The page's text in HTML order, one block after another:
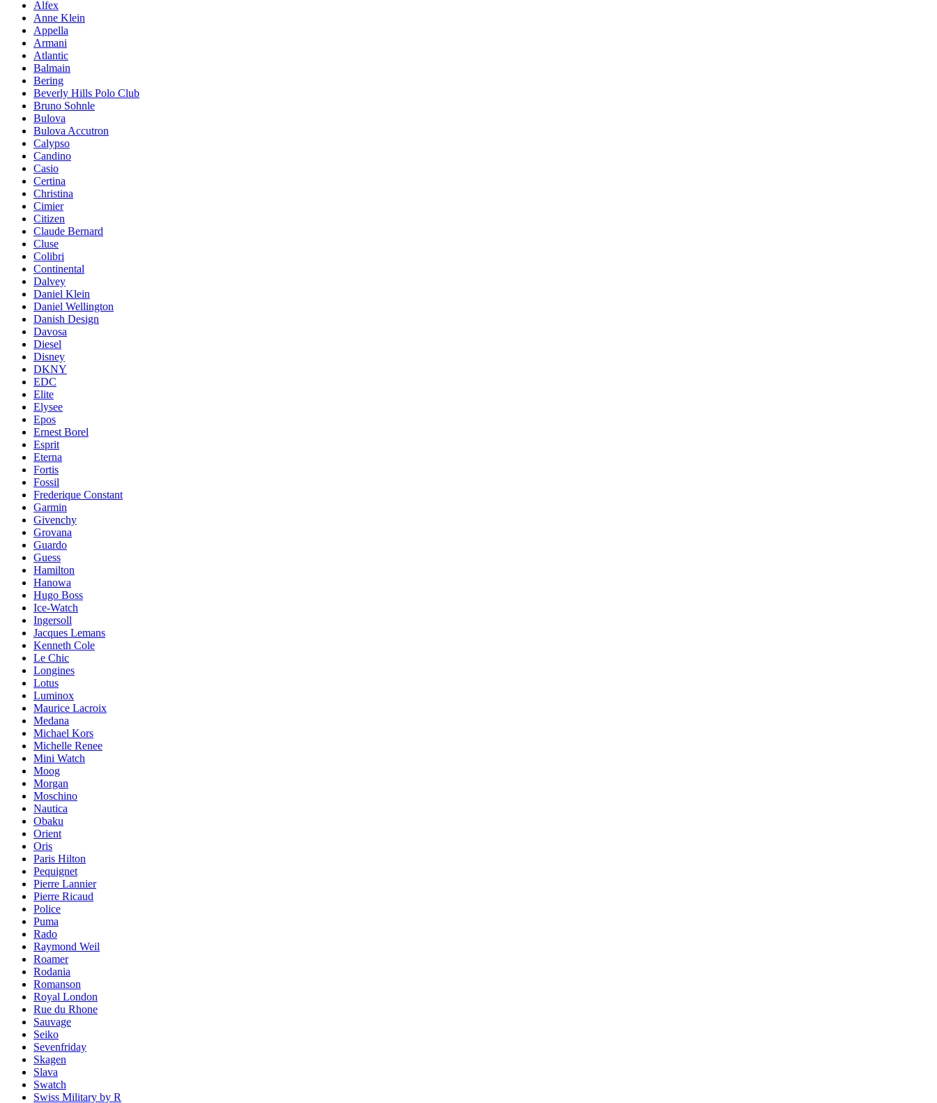
Alfex
Anne Klein
Appella
Armani
Atlantic
Balmain
Bering
Beverly Hills Polo Club
Bruno Sohnle
Bulova
Bulova Accutron
Calypso
Candino
Casio
Certina
Christina
Cimier
Citizen
Claude Bernard
Cluse
Colibri
Continental
Dalvey
Daniel Klein
Daniel Wellington
Danish Design
Davosa
Diesel
Disney
DKNY
EDC
Elite
Elysee
Epos
Ernest Borel
Esprit
Eterna
Fortis
Fossil
Frederique Constant
Garmin
Givenchy
Grovana
Guardo
Guess
Hamilton
Hanowa
Hugo Boss
Ice-Watch
Ingersoll
Jacques Lemans
Kenneth Cole
Le Chic
Longines
Lotus
Luminox
Maurice Lacroix
Medana
Michael Kors
Michelle Renee
Mini Watch
Moog
Morgan
Moschino
Nautica
Obaku
Orient
Oris
Paris Hilton
Pequignet
Pierre Lannier
Pierre Ricaud
Police
Puma
Rado
Raymond Weil
Roamer
Rodania
Romanson
Royal London
Rue du Rhone
Sauvage
Seiko
Sevenfriday
Skagen
Slava
Swatch
Swiss Military by R